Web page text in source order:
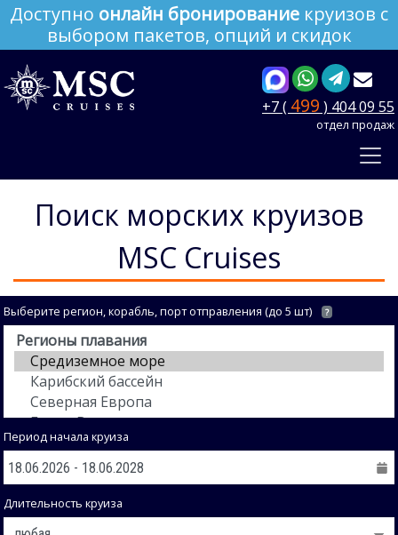
Доступно онлайн бронирование круизов с
выбором пакетов, опций и скидок
+7 ( 499 ) 404 09 55
отдел продаж
Поиск морских круизов
MSC Cruises
Выберите регион, корабль, порт отправления (до 5 шт) ?
Период начала круиза
Длительность круиза